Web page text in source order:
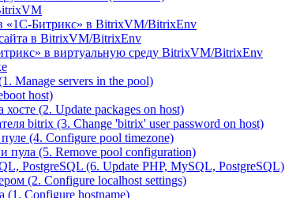
«1С-Битрикс» в BitrixVM/BitrixEnv
в BitrixVM/BitrixEnv
в виртуальную среду BitrixVM/BitrixEnv
Manage servers in the pool)
host)
(2. Update packages on host)
bitrix (3. Change 'bitrix' user password on host)
(4. Configure pool timezone)
пула (5. Remove pool configuration)
PostgreSQL (6. Update PHP, MySQL, PostgreSQL)
(2. Configure localhost settings)
(1. Configure hostname)